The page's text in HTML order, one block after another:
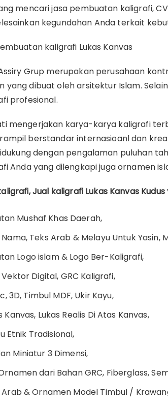
mencari jasa pembuatan kaligrafi,
kegundahan Anda terkait
kaligrafi Lukas Kanvas
Grup merupakan perusahaan
yang dibuat oleh arsitektur Islam.
profesional.
mengerjakan karya-karya kaligrafi
berstandar internasioanl dan
dengan pengalaman puluhan
Anda yang dilengkapi juga ornamen
Jual kaligrafi Lukas Kanvas
Mushaf Khas Daerah,
Teks Arab & Melayu Untuk Yasin,
Logo islam & Logo Ber-Kaligrafi,
Digital, GRC Kaligrafi,
3D, Timbul MDF, Ukir Kayu,
Kanvas, Lukas Realis Di Atas Kanvas,
Etnik Tradisional,
Miniatur 3 Dimensi,
dari Bahan GRC, Fiberglass,
& Ornamen Model Timbul /